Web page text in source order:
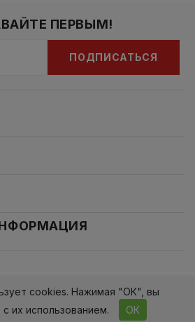
ПЕРВЫМ!
ПОДПИСАТЬСЯ
2026гг. Проект 2015
cookies. Нажимая "ОК", вы
их использованием.
ОК